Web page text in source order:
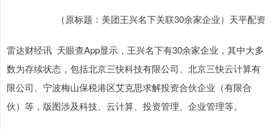
（原标题：美团王兴名下关联30余家企业）天平配资
雷达财经讯 天眼查App显示，王兴名下有30余家企业，其中大多
数为存续状态，包括北京三快科技有限公司、北京三快云计算有
限公司、宁波梅山保税港区艾克思求解投资合伙企业（有限合
伙）等，版图涉及科技、云计算、投资管理、企业管理等。